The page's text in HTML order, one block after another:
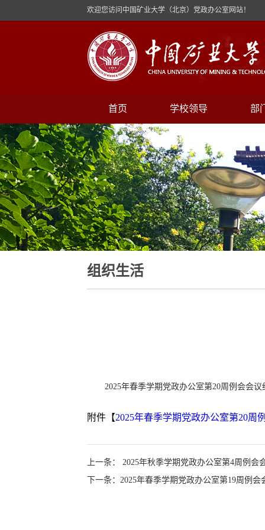
欢迎您访问中国矿业大学（北京）党政办公室网站！
首页 学校领导 部
组织生活
2025年春季学期党政办公室第20周例会会议
附件【2025年春季学期党政办公室第20周
上一条： 2025年秋季学期党政办公室第4周例会
下一条：2025年春季学期党政办公室第19周例会